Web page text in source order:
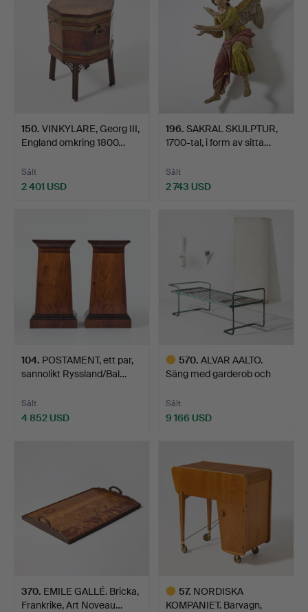
150. VINKYLARE, Georg III,
England omkring 1800…
Sålt
2 401 USD
196. SAKRAL SKULPTUR,
1700-tal, i form av sitta…
Sålt
2 743 USD
104. POSTAMENT, ett par,
sannolikt Ryssland/Bal…
Sålt
4 852 USD
570. ALVAR AALTO.
Säng med garderob och
Sålt
9 166 USD
370. EMILE GALLÉ. Bricka,
Frankrike, Art Noveau…
57. NORDISKA
KOMPANIET. Barvagn,